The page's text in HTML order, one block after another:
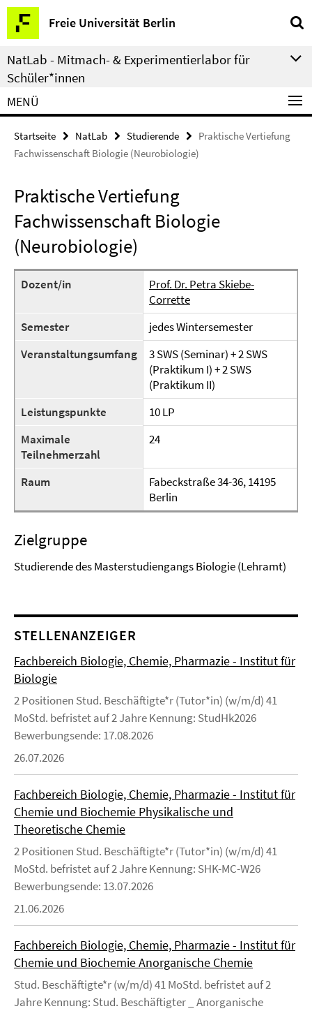
Springe
direkt
zu
Inhalt
Freie Universität Berlin
Service-
Navigation
NatLab - Mitmach- & Experimentierlabor für
Schüler*innen
MENÜ
Startseite NatLab Studierende
Praktische Vertiefung
Fachwissenschaft Biologie (Neurobiologie)
Praktische Vertiefung
Fachwissenschaft Biologie
(Neurobiologie)
Dozent/in
Prof. Dr. Petra Skiebe-
Corrette
Semester
jedes Wintersemester
Veranstaltungsumfang
3 SWS (Seminar) + 2 SWS
(Praktikum I) + 2 SWS
(Praktikum II)
Leistungspunkte
10 LP
Maximale
Teilnehmerzahl
24
Raum
Fabeckstraße 34-36, 14195
Berlin
Zielgruppe
Studierende des Masterstudiengangs Biologie (Lehramt)
STELLENANZEIGER
Fachbereich Biologie, Chemie, Pharmazie - Institut für
Biologie
2 Positionen Stud. Beschäftigte*r (Tutor*in) (w/m/d) 41
MoStd. befristet auf 2 Jahre Kennung: StudHk2026
Bewerbungsende: 17.08.2026
26.07.2026
Fachbereich Biologie, Chemie, Pharmazie - Institut für
Chemie und Biochemie Physikalische und
Theoretische Chemie
2 Positionen Stud. Beschäftigte*r (Tutor*in) (w/m/d) 41
MoStd. befristet auf 2 Jahre Kennung: SHK-MC-W26
Bewerbungsende: 13.07.2026
21.06.2026
Fachbereich Biologie, Chemie, Pharmazie - Institut für
Chemie und Biochemie Anorganische Chemie
Stud. Beschäftigte*r (w/m/d) 41 MoStd. befristet auf 2
Jahre Kennung: Stud. Beschäftigter _ Anorganische